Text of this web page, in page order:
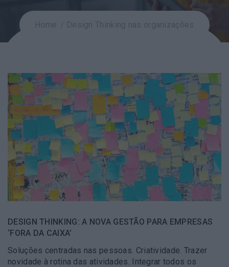
DESIGN THINKING: A NOVA GESTÃO PARA EMPRESAS
‘FORA DA CAIXA’
Soluções centradas nas pessoas. Criatividade. Trazer
novidade à rotina das atividades. Integrar todos os